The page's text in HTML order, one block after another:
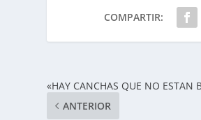
COMPARTIR:
«HAY CANCHAS QUE NO ESTAN
ANTERIOR